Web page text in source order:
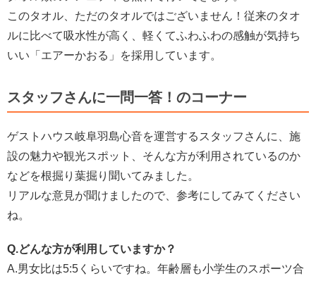
このタオル、ただのタオルではございません！従来のタオ
ルに比べて吸水性が高く、軽くてふわふわの感触が気持ち
いい「エアーかおる」を採用しています。
スタッフさんに一問一答！のコーナー
ゲストハウス岐阜羽島心音を運営するスタッフさんに、施
設の魅力や観光スポット、そんな方が利用されているのか
などを根掘り葉掘り聞いてみました。
リアルな意見が聞けましたので、参考にしてみてください
ね。
Q.どんな方が利用していますか？
A.男女比は5:5くらいですね。年齢層も小学生のスポーツ合